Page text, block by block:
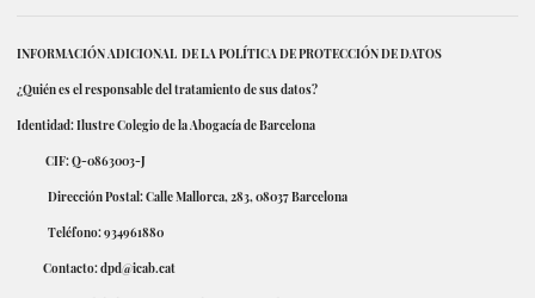
INFORMACIÓN ADICIONAL DE LA POLÍTICA DE PROTECCIÓN DE DATOS
¿Quién es el responsable del tratamiento de sus datos?
Identidad: Ilustre Colegio de la Abogacía de Barcelona
CIF: Q-0863003-J
Dirección Postal: Calle Mallorca, 283, 08037 Barcelona
Teléfono: 934961880
Contacto:dpd@icab.cat